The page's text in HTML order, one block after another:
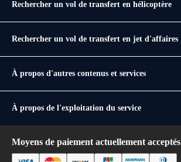
Rechercher un vol de transfert en hélicoptère
Rechercher un vol de transfert en jet d'affaires
À propos d'autres contenus et services
À propos de l'exploitation du service
Moyens de paiement actuellement acceptés